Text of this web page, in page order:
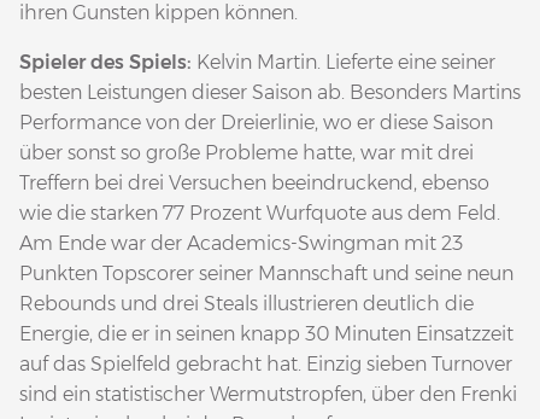
ihren Gunsten kippen können.
Spieler des Spiels: Kelvin Martin. Lieferte eine seiner
besten Leistungen dieser Saison ab. Besonders Martins
Performance von der Dreierlinie, wo er diese Saison
über sonst so große Probleme hatte, war mit drei
Treffern bei drei Versuchen beeindruckend, ebenso
wie die starken 77 Prozent Wurfquote aus dem Feld.
Am Ende war der Academics-Swingman mit 23
Punkten Topscorer seiner Mannschaft und seine neun
Rebounds und drei Steals illustrieren deutlich die
Energie, die er in seinen knapp 30 Minuten Einsatzzeit
auf das Spielfeld gebracht hat. Einzig sieben Turnover
sind ein statistischer Wermutstropfen, über den Frenki